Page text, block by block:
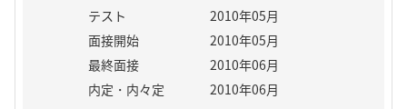
テスト
2010年05月
面接開始
2010年05月
最終面接
2010年06月
内定・内々定
2010年06月